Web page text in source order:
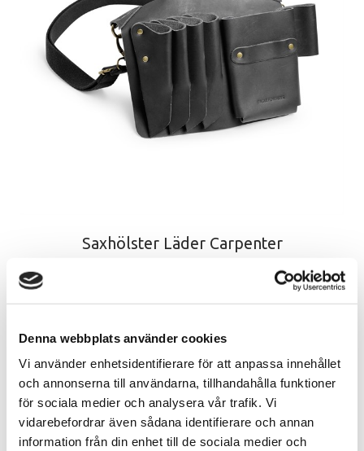
Denna webbplats använder cookies
Vi använder enhetsidentifierare för att anpassa innehållet
och annonserna till användarna, tillhandahålla funktioner
för sociala medier och analysera vår trafik. Vi
vidarebefordrar även sådana identifierare och annan
information från din enhet till de sociala medier och
Saxhölster Läder Carpenter
PRODUKTFRÅGA